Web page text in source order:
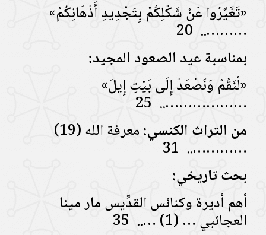
«تَغَيَّرُوا عَنْ شَكْلِكُمْ بِتَجْدِيدِ أَذْهَانِكُمْ»
……….. 20
بمناسبة عيد الصعود المجيد:
«لْنَقُمْ وَنَصْعَدْ إِلَى بَيْتِ إِيلَ»
……………….. 25
من التراث الكنسي:
معرفة الله (19)
………….. 31
بحثتاريخي:
أهم أديرة وكنائس القدِّيس مار مينا
العجائبي … (1) ….. 35